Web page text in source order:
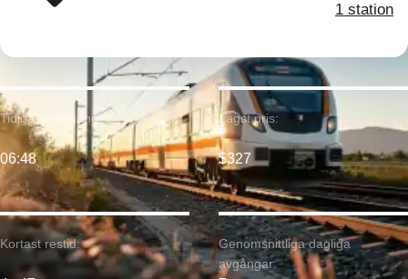
1 station
Kortast restid:
Tidigaste avgång:
06:48
Lägst pris:
$327
Genomsnittliga dagliga
avgångar: